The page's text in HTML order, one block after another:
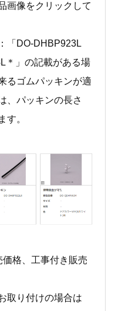
画像をクリックして
「DO-DHBP923L
＊」の記載がある場
るゴムパッキンが適
、パッキンの長さ
す。
格、工事付き販売
取り付けの場合は